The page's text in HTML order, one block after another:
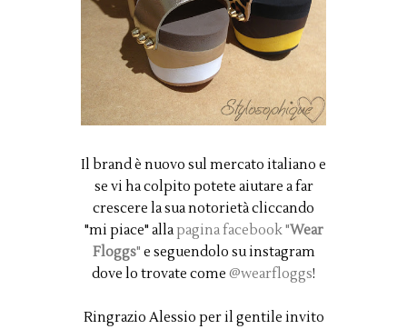
Il brand è nuovo sul mercato italiano e
se vi ha colpito potete aiutare a far
crescere la sua notorietà cliccando
"mi piace" alla pagina facebook "Wear
Floggs" e seguendolo su instagram
dove lo trovate come @wearfloggs!
Ringrazio Alessio per il gentile invito